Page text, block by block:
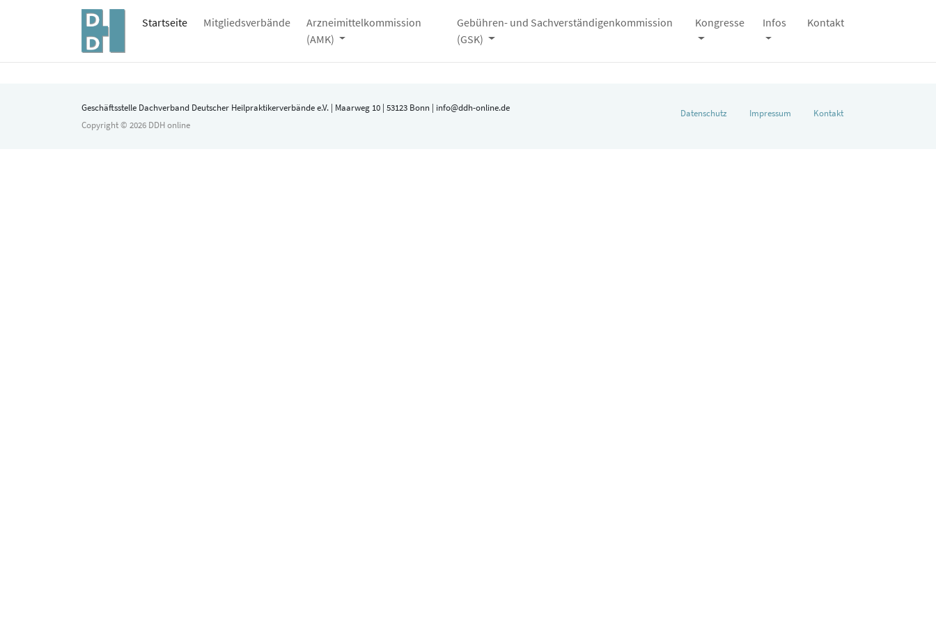
Startseite Mitgliedsverbände
Arzneimittelkommission
(AMK)
Gebühren- und Sachverständigenkommission
(GSK)
Kongresse Infos Kontakt
Geschäftsstelle Dachverband Deutscher Heilpraktikerverbände e.V. | Maarweg 10 | 53123 Bonn | info@ddh-online.de Datenschutz Impressum
Kontakt
Copyright © 2026 DDH online